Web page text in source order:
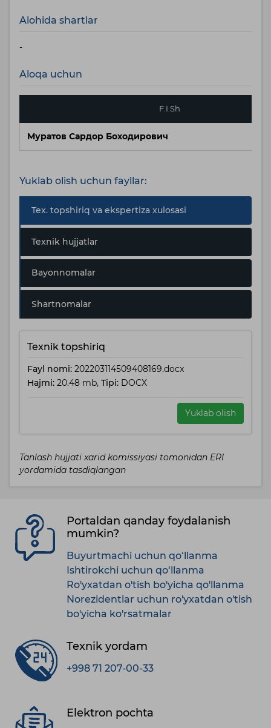
Alohida shartlar
-
Aloqa uchun
F.I.Sh
Муратов Сардор Боходирович
Yuklab olish uchun fayllar:
Tex. topshiriq va ekspertiza xulosasi
Texnik hujjatlar
Bayonnomalar
Shartnomalar
Texnik topshiriq
Fayl nomi: 202203114509408169.docx
Hajmi: 20.48 mb, Tipi: DOCX
Yuklab olish
Tanlash hujjati xarid komissiyasi tomonidan ERI
yordamida tasdiqlangan
Portaldan qanday foydalanish
mumkin?
Buyurtmachi uchun qo‘llanma
Ishtirokchi uchun qo‘llanma
Ro'yxatdan o'tish bo'yicha qo'llanma
Norezidentlar uchun ro'yxatdan o'tish
bo'yicha ko'rsatmalar
Texnik yordam
+998 71 207-00-33
Elektron pochta